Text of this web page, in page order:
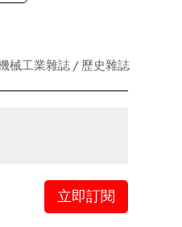
械工業雜誌 歷史雜誌
立即訂閱